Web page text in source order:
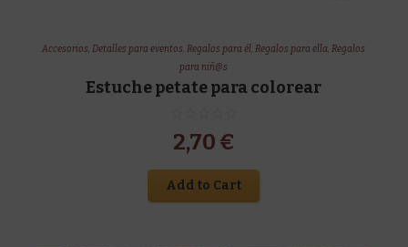
Accesorios,Detalles para eventos,Regalos para él,Regalos para ella,Regalos
para niñ@s
Estuche petate para colorear
2,70 €
Add to Cart